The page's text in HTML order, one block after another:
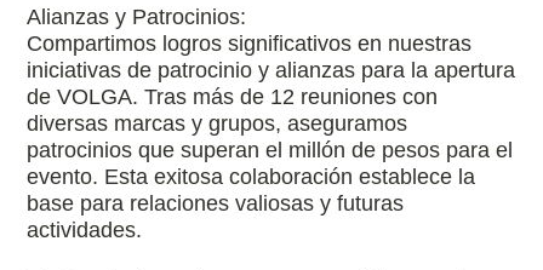
Alianzas y Patrocinios:
Compartimos logros significativos en nuestras
iniciativas de patrocinio y alianzas para la apertura
de VOLGA. Tras más de 12 reuniones con
diversas marcas y grupos, aseguramos
patrocinios que superan el millón de pesos para el
evento. Esta exitosa colaboración establece la
base para relaciones valiosas y futuras
actividades.